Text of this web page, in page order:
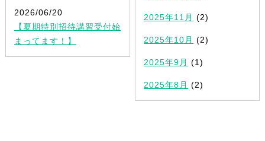
2026/06/20
【夏期特別招待講習受付始
まってます！】
2025年11月 (2)
2025年10月 (2)
2025年9月 (1)
2025年8月 (2)